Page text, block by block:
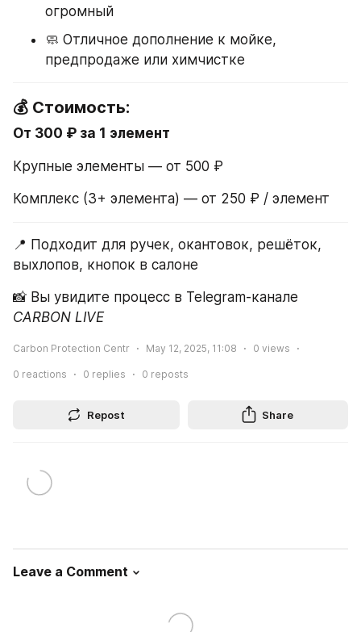
огромный
🧼 Отличное дополнение к мойке,
предпродаже или химчистке
💰 Стоимость:
От 300 ₽ за 1 элемент
Крупные элементы — от 500 ₽
Комплекс (3+ элемента) — от 250 ₽ / элемент
📍 Подходит для ручек, окантовок, решёток,
выхлопов, кнопок в салоне
CARBON LIVE
Carbon Protection Centr May 12, 2025, 11:08 0 views
0 reactions 0 replies 0 reposts
Repost Share
Leave a Comment